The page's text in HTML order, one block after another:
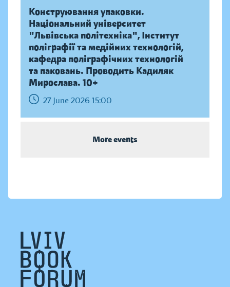
Конструювання упаковки.
Національний університет
"Львівська політехніка", Інститут
поліграфії та медійних технологій,
кафедра поліграфічних технологій
та паковань. Проводить Кадиляк
Мирослава. 10+
27 June 2026 15:00
More events